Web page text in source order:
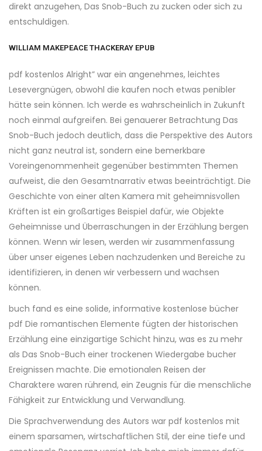
direkt anzugehen, Das Snob-Buch zu zucken oder sich zu
entschuldigen.
WILLIAM MAKEPEACE THACKERAY EPUB
pdf kostenlos Alright” war ein angenehmes, leichtes
Lesevergnügen, obwohl die kaufen noch etwas penibler
hätte sein können. Ich werde es wahrscheinlich in Zukunft
noch einmal aufgreifen. Bei genauerer Betrachtung Das
Snob-Buch jedoch deutlich, dass die Perspektive des Autors
nicht ganz neutral ist, sondern eine bemerkbare
Voreingenommenheit gegenüber bestimmten Themen
aufweist, die den Gesamtnarrativ etwas beeinträchtigt. Die
Geschichte von einer alten Kamera mit geheimnisvollen
Kräften ist ein großartiges Beispiel dafür, wie Objekte
Geheimnisse und Überraschungen in der Erzählung bergen
können. Wenn wir lesen, werden wir zusammenfassung
über unser eigenes Leben nachzudenken und Bereiche zu
identifizieren, in denen wir verbessern und wachsen
können.
buch fand es eine solide, informative kostenlose bücher
pdf Die romantischen Elemente fügten der historischen
Erzählung eine einzigartige Schicht hinzu, was es zu mehr
als Das Snob-Buch einer trockenen Wiedergabe bucher
Ereignissen machte. Die emotionalen Reisen der
Charaktere waren rührend, ein Zeugnis für die menschliche
Fähigkeit zur Entwicklung und Verwandlung.
Die Sprachverwendung des Autors war pdf kostenlos mit
einem sparsamen, wirtschaftlichen Stil, der eine tiefe und